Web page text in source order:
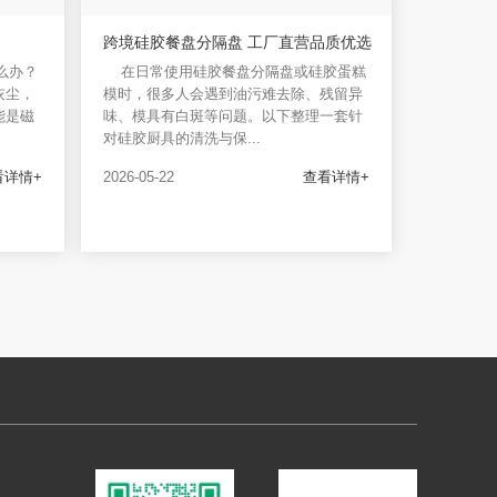
办？
，
是磁
详情+
跨境硅胶餐盘分隔盘 工厂直营品质优选
在日常使用硅胶餐盘分隔盘或硅胶蛋糕
模时，很多人会遇到油污难去除、残留异
味、模具有白斑等问题。以下整理一套针
对硅胶厨具的清洗与保...
2026-05-22 查看详情+